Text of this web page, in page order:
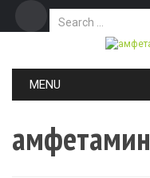
Search for:
MENU
амфетамин